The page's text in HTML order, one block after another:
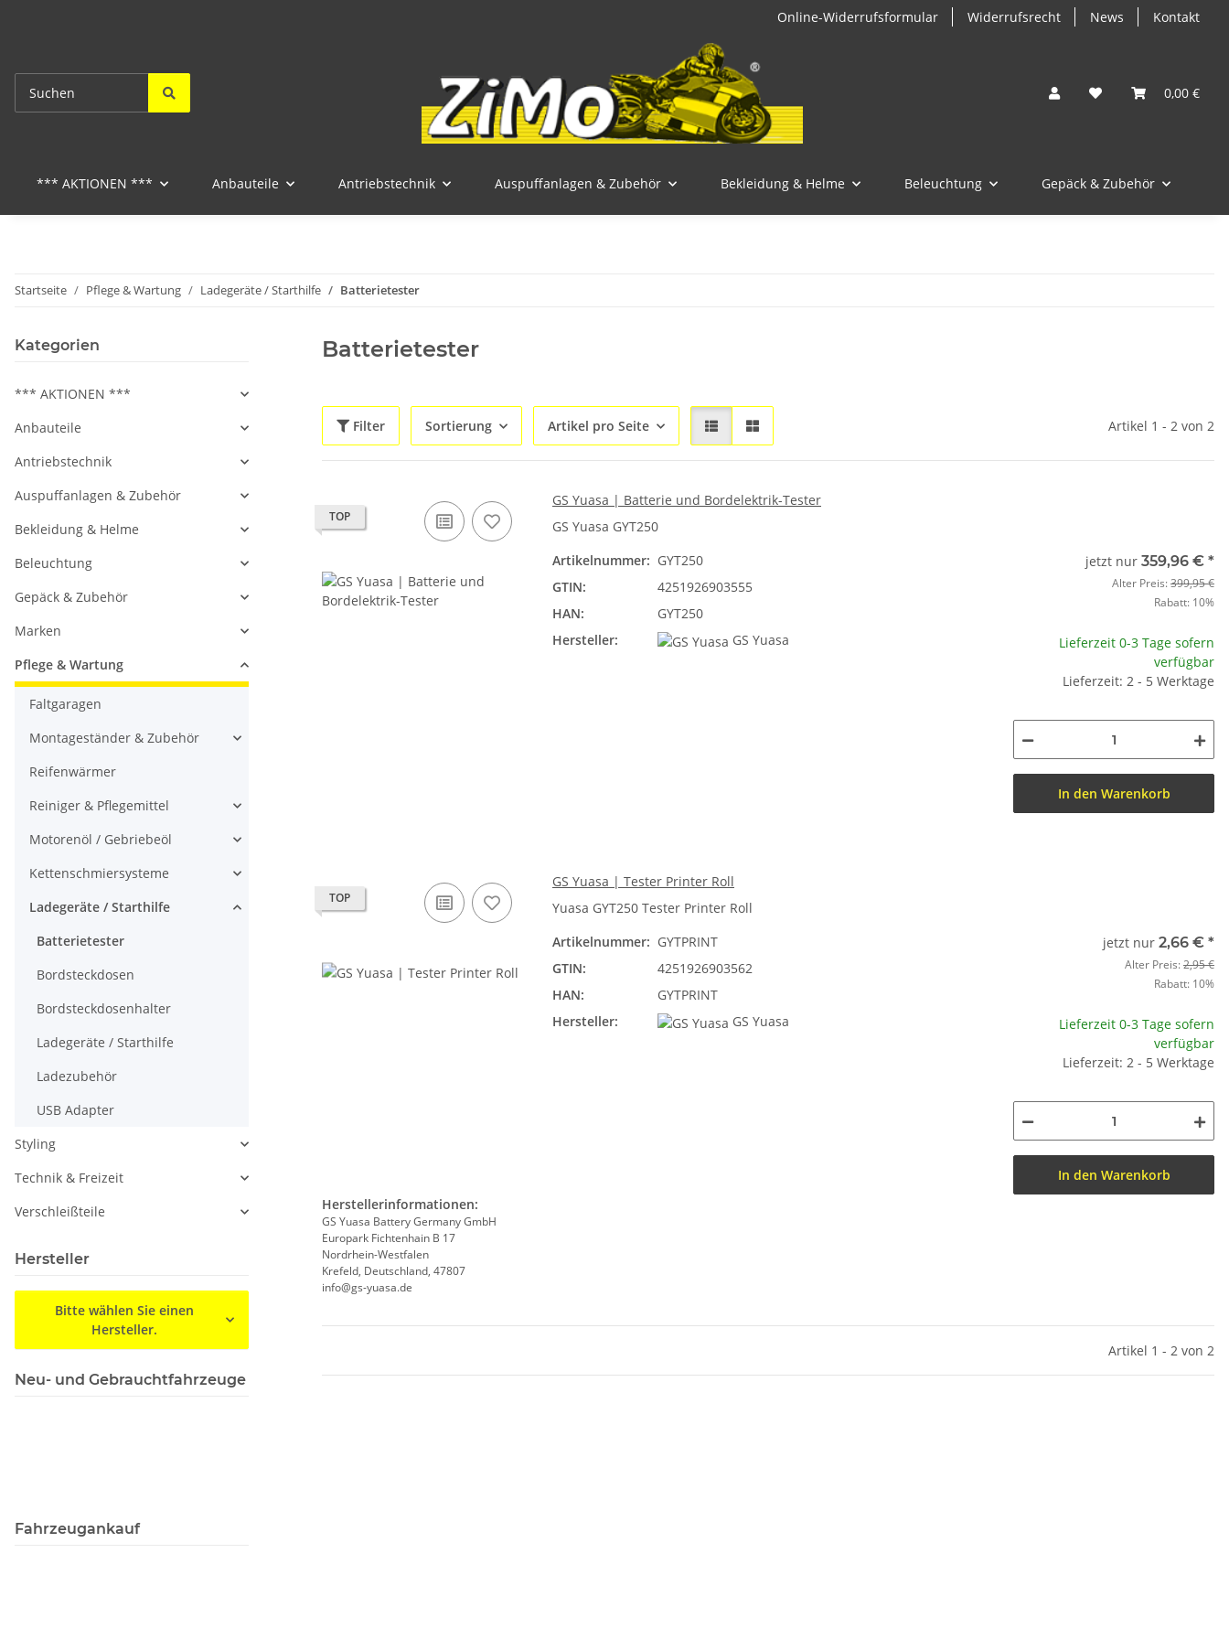
Online-Widerrufsformular Widerrufsrecht News Kontakt
0,00 €
*** AKTIONEN *** Anbauteile Antriebstechnik Auspuffanlagen & Zubehör Bekleidung & Helme Beleuchtung Gepäck & Zubehör
Startseite Pflege & Wartung Ladegeräte / Starthilfe Batterietester
Batterietester
Filter Sortierung Artikel pro Seite Artikel 1 - 2 von 2
TOP
GS Yuasa | Batterie und Bordelektrik-Tester
GS Yuasa GYT250
Artikelnummer: GYT250
GTIN:
4251926903555
HAN:
GYT250
Hersteller:
GS Yuasa
jetzt nur 359,96 € *
Alter Preis:399,95 €
Rabatt: 10%
Lieferzeit 0-3 Tage sofern
verfügbar
Lieferzeit: 2 - 5 Werktage
In den Warenkorb
TOP
GS Yuasa | Tester Printer Roll
Yuasa GYT250 Tester Printer Roll
Artikelnummer: GYTPRINT
GTIN:
4251926903562
HAN:
GYTPRINT
Hersteller:
GS Yuasa
jetzt nur 2,66 € *
Alter Preis:2,95 €
Rabatt: 10%
Lieferzeit 0-3 Tage sofern
verfügbar
Lieferzeit: 2 - 5 Werktage
In den Warenkorb
Herstellerinformationen:
GS Yuasa Battery Germany GmbH
Europark Fichtenhain B 17
Nordrhein-Westfalen
Krefeld, Deutschland, 47807
info@gs-yuasa.de
Artikel 1 - 2 von 2
Kategorien
*** AKTIONEN ***
Anbauteile
Antriebstechnik
Auspuffanlagen & Zubehör
Bekleidung & Helme
Beleuchtung
Gepäck & Zubehör
Marken
Pflege & Wartung
Faltgaragen
Montageständer & Zubehör
Reifenwärmer
Reiniger & Pflegemittel
Motorenöl / Gebriebeöl
Kettenschmiersysteme
Ladegeräte / Starthilfe
Batterietester
Bordsteckdosen
Bordsteckdosenhalter
Ladegeräte / Starthilfe
Ladezubehör
USB Adapter
Styling
Technik & Freizeit
Verschleißteile
Hersteller
Bitte wählen Sie einen
Hersteller.
Neu- und Gebrauchtfahrzeuge
Fahrzeugankauf